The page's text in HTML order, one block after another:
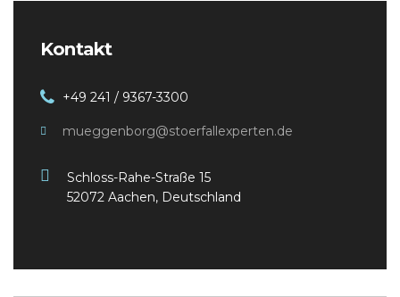
Kontakt
+49 241 / 9367-3300
mueggenborg@stoerfallexperten.de
Schloss-Rahe-Straße 15
52072 Aachen, Deutschland